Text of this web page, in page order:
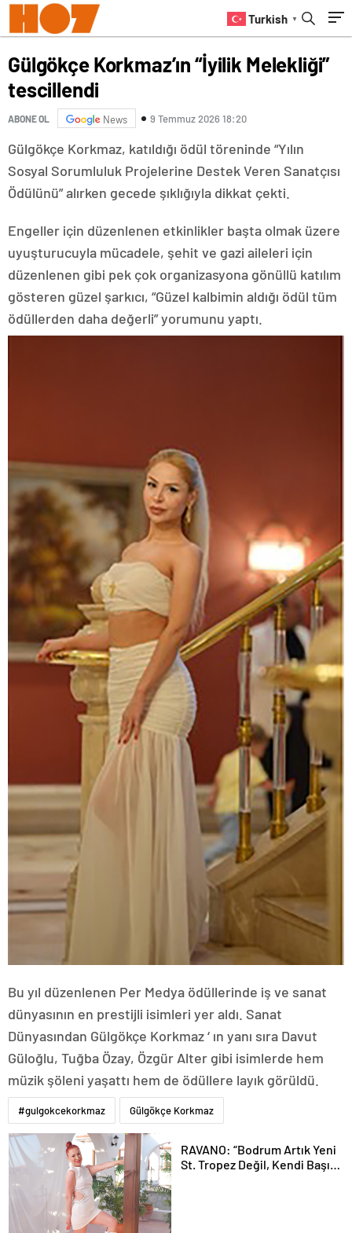
Turkish ▼
Gülgökçe Korkmaz’ın “İyilik Melekliği”
tescillendi
ABONE OL News 9 Temmuz 2026 18:20
Gülgökçe Korkmaz, katıldığı ödül töreninde “Yılın
Sosyal Sorumluluk Projelerine Destek Veren Sanatçısı
Ödülünü” alırken gecede şıklığıyla dikkat çekti.
Engeller için düzenlenen etkinlikler başta olmak üzere
uyuşturucuyla mücadele, şehit ve gazi aileleri için
düzenlenen gibi pek çok organizasyona gönüllü katılım
gösteren güzel şarkıcı, “Güzel kalbimin aldığı ödül tüm
ödüllerden daha değerli” yorumunu yaptı.
Bu yıl düzenlenen Per Medya ödüllerinde iş ve sanat
dünyasının en prestijli isimleri yer aldı. Sanat
Dünyasından Gülgökçe Korkmaz ‘ ın yanı sıra Davut
Güloğlu, Tuğba Özay, Özgür Alter gibi isimlerde hem
müzik şöleni yaşattı hem de ödüllere layık görüldü.
#gulgokcekorkmaz Gülgökçe Korkmaz
RAVANO: “Bodrum Artık Yeni
St. Tropez Değil, Kendi Başına